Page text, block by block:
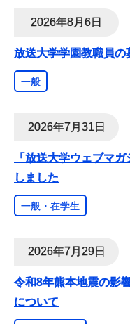
2026年8月6日
放送大学学園教職員の
一般
2026年7月31日
「放送大学ウェブマ
しました
一般・在学生
2026年7月29日
令和8年熊本地震の影
について